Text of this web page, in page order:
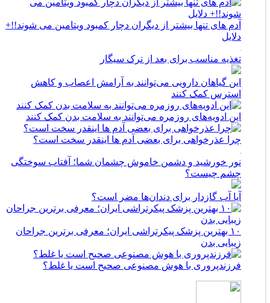
آدم های تنها بیشتر از دیگران دچار کمبود ویتامین می شوند!!+
دلایل
تغذیه مناسب برای بعد از ترک سیگار
این گیاهان دارویی می‌توانند به آرامش اعصاب و کاهش
استرس کمک کنند
این ادویه‌های روزمره می‌توانند به سلامت بدن کمک کنند
چرا عذرخواهی برای بعضی آدم ها اینقدر سخت است؟
نور خورشید و دشمن خاموش چشمان شما؛ آفتاب سوختگی
چشم چیست؟
آیا آب گازدار برای دندان‌ها مضر است؟
۱۰ بهترین پزشک پیکرتراشی ایران؛ معرفی برترین جراحان
زیبایی بدن
فرزندپروری با هوش مصنوعی صحیح است یا غلط؟